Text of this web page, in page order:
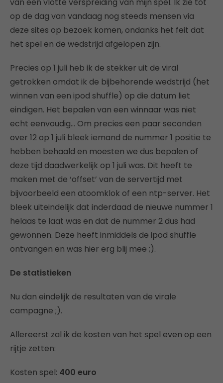
op de dag van vandaag nog steeds mensen via
deze sites op bezoek komen, ondanks het feit dat
het spel en de wedstrijd afgelopen zijn.
Precies op 1 juli heb ik de stekker uit de viral
getrokken omdat ik de bijbehorende wedstrijd (het
winnen van een ipod shuffle) op die datum liet
eindigen. Het bepalen van een winnaar was niet
echt eenvoudig… Om precies een paar seconden
over 12 op 1 juli bleek iemand de nummer 1 positie te
hebben behaald en moesten we dus bepalen of
deze tijd daadwerkelijk op 1 juli was. Dit heeft te
maken met de ‘offset’ van de servertijd met
bijvoorbeeld een atoomklok of een ntp-server. Het
bleek uiteindelijk dat inderdaad de nieuwe nummer 1
helaas te laat was en dat de nummer 2 dus had
gewonnen. Deze heeft inmiddels de ipod shuffle
ontvangen en was hier erg blij mee ;).
De statistieken
Nu dan eindelijk de resultaten van de virale
campagne ;).
Allereerst zal ik de kosten van het spel even op een
rijtje zetten:
Kosten spel: 400 euro